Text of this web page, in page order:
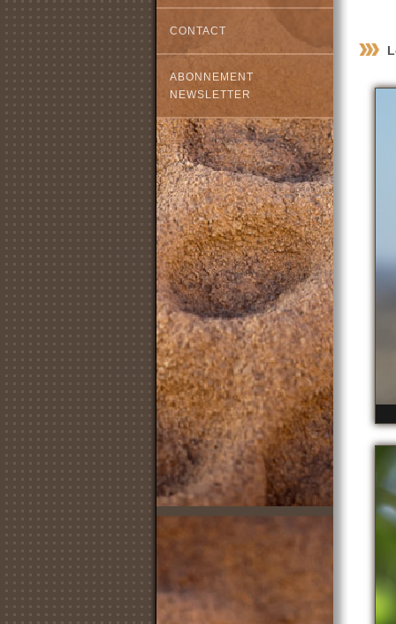
CONTACT
ABONNEMENT
NEWSLETTER